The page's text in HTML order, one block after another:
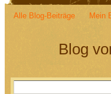
Alle Blog-Beiträge Mein
Blog